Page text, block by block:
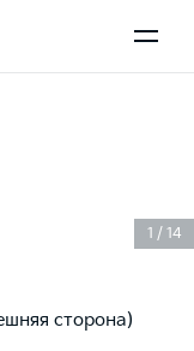
1 / 14
сторона)